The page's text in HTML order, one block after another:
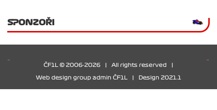
SPONZOŘI
ČF1L © 2006-2026 All rights reserved
Web design group admin ČF1L Design 2021.1